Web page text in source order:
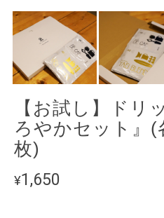
【お試し】ドリ
ろやかセット』
枚)
¥1,650